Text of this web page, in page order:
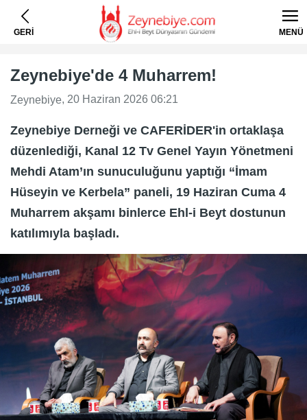
GERİ MENÜ
Zeynebiye'de 4 Muharrem!
Zeynebiye, 20 Haziran 2026 06:21
Zeynebiye Derneği ve CAFERİDER'in ortaklaşa
düzenlediği, Kanal 12 Tv Genel Yayın Yönetmeni
Mehdi Atam’ın sunuculuğunu yaptığı “İmam
Hüseyin ve Kerbela” paneli, 19 Haziran Cuma 4
Muharrem akşamı binlerce Ehl-i Beyt dostunun
katılımıyla başladı.